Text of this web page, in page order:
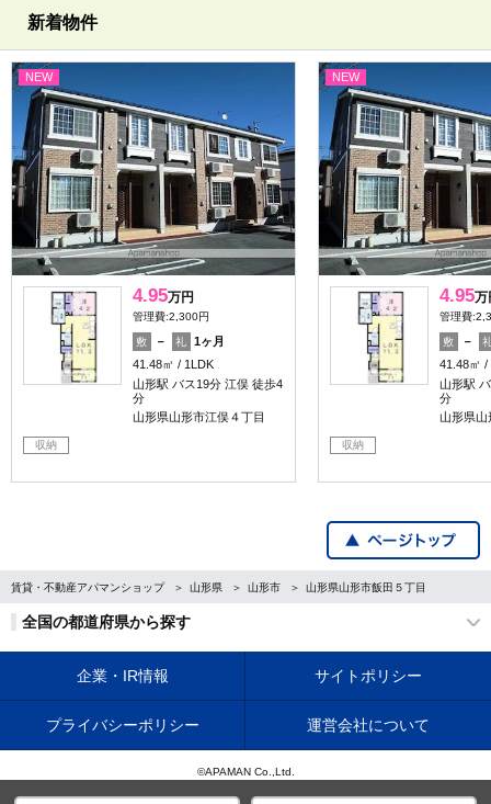
新着物件
NEW
4.95万円
管理費:2,300円
敷 － 礼
1ヶ月
41.48㎡
1LDK
山形駅 バス19分 江俣 徒歩4
分
山形県山形市江俣４丁目
収納
NEW
4.95万
管理費
敷 －
41.48㎡
山形駅
分
山形県山
収納
賃貸・不動産アパマンショップ 山形県 山形市 山形県山形市飯田５丁目
全国の都道府県から探す
企業・IR情報 サイトポリシー
プライバシーポリシー 運営会社について
©APAMAN Co.,Ltd.